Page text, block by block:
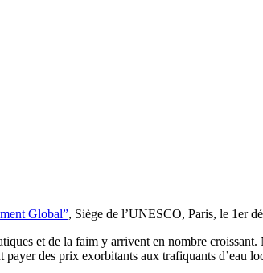
Global”, Siège de l’UNESCO, Paris, le 1er
et de la faim y arrivent en nombre croissant.
des prix exorbitants aux trafiquants d’eau